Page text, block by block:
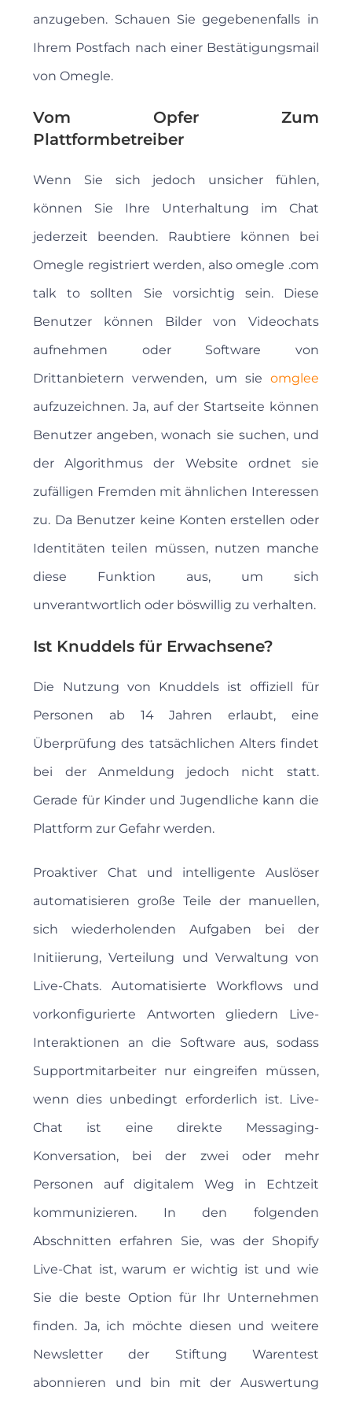
anzugeben. Schauen Sie gegebenenfalls in
Ihrem Postfach nach einer Bestätigungsmail
von Omegle.
Vom Opfer Zum
Plattformbetreiber
Wenn Sie sich jedoch unsicher fühlen,
können Sie Ihre Unterhaltung im Chat
jederzeit beenden. Raubtiere können bei
Omegle registriert werden, also omegle .com
talk to sollten Sie vorsichtig sein. Diese
Benutzer können Bilder von Videochats
aufnehmen oder Software von
Drittanbietern verwenden, um sie omglee
aufzuzeichnen. Ja, auf der Startseite können
Benutzer angeben, wonach sie suchen, und
der Algorithmus der Website ordnet sie
zufälligen Fremden mit ähnlichen Interessen
zu. Da Benutzer keine Konten erstellen oder
Identitäten teilen müssen, nutzen manche
diese Funktion aus, um sich
unverantwortlich oder böswillig zu verhalten.
Ist Knuddels für Erwachsene?
Die Nutzung von Knuddels ist offiziell für
Personen ab 14 Jahren erlaubt, eine
Überprüfung des tatsächlichen Alters findet
bei der Anmeldung jedoch nicht statt.
Gerade für Kinder und Jugendliche kann die
Plattform zur Gefahr werden.
Proaktiver Chat und intelligente Auslöser
automatisieren große Teile der manuellen,
sich wiederholenden Aufgaben bei der
Initiierung, Verteilung und Verwaltung von
Live-Chats. Automatisierte Workflows und
vorkonfigurierte Antworten gliedern Live-
Interaktionen an die Software aus, sodass
Supportmitarbeiter nur eingreifen müssen,
wenn dies unbedingt erforderlich ist. Live-
Chat ist eine direkte Messaging-
Konversation, bei der zwei oder mehr
Personen auf digitalem Weg in Echtzeit
kommunizieren. In den folgenden
Abschnitten erfahren Sie, was der Shopify
Live-Chat ist, warum er wichtig ist und wie
Sie die beste Option für Ihr Unternehmen
finden. Ja, ich möchte diesen und weitere
Newsletter der Stiftung Warentest
abonnieren und bin mit der Auswertung